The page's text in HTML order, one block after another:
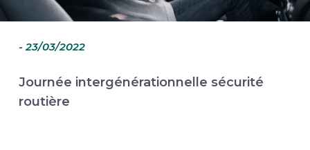
- 23/03/2022
Journée intergénérationnelle sécurité
routière